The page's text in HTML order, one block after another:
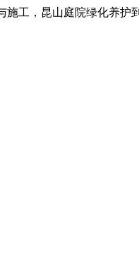
施工，昆山庭院绿化养护